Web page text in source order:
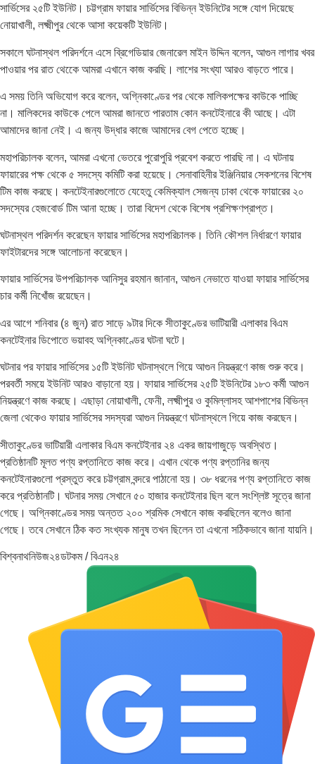
সার্ভিসের ২৫টি ইউনিট। চট্টগ্রাম ফায়ার সার্ভিসের বিভিন্ন ইউনিটের সঙ্গে যোগ দিয়েছে
নোয়াখালী, লক্ষ্মীপুর থেকে আসা কয়েকটি ইউনিট।
সকালে ঘটনাস্থল পরিদর্শনে এসে ব্রিগেডিয়ার জেনারেল মাইন উদ্দিন বলেন, আগুন লাগার খবর
পাওয়ার পর রাত থেকেে আমরা এখানে কাজ করছি। লাশের সংখ্যা আরও বাড়তে পারে।
এ সময় তিনি অভিযোগ করে বলেন, অগ্নিকাণ্ডের পর থেকে মালিকপক্ষের কাউকে পাচ্ছি
না। মালিকদের কাউকে পেলে আমরা জানতে পারতাম কোন কনটেইনারে কী আছে। এটা
আমাদের জানা নেই। এ জন্য উদ্ধার কাজে আমাদের বেগ পেতে হচ্ছে।
মহাপরিচালক বলেন, আমরা এখনো ভেতরে পুরোপুরি প্রবেশ করতে পারছি না। এ ঘটনায়
ফায়ারের পক্ষ থেকে ৫ সদস্যে কমিটি করা হয়েছে। সেনাবাহিনীর ইঞ্জিনিয়ার সেকশনের বিশেষ
টিম কাজ করছে। কনটেইনারগুলোতে যেহেতু কেমিক্যাল সেজন্য ঢাকা থেকে ফায়ারের ২০
সদস্যের হেজবোর্ড টিম আনা হচ্ছে। তারা বিদেশ থেকে বিশেষ প্রশিক্ষণপ্রাপ্ত।
ঘটনাস্থল পরিদর্শন করেছেন ফায়ার সার্ভিসের মহাপরিচালক। তিনি কৌশল নির্ধারণে ফায়ার
ফাইটারদের সঙ্গে আলোচনা করেছেন।
ফায়ার সার্ভিসের উপপরিচালক আনিসুর রহমান জানান, আগুন নেভাতে যাওয়া ফায়ার সার্ভিসের
চার কর্মী নিখোঁজ রয়েছেন।
এর আগে শনিবার (৪ জুন) রাত সাড়ে ৯টার দিকে সীতাকুণ্ডের ভাটিয়ারী এলাকার বিএম
কনটেইনার ডিপোতে ভয়াবহ অগ্নিকাণ্ডের ঘটনা ঘটে।
ঘটনার পর ফায়ার সার্ভিসের ১৫টি ইউনিট ঘটনাস্থলে গিয়ে আগুন নিয়ন্ত্রণে কাজ শুরু করে।
পরবর্তী সময়ে ইউনিট আরও বাড়ানো হয়। ফায়ার সার্ভিসের ২৫টি ইউনিটের ১৮৩ কর্মী আগুন
নিয়ন্ত্রণে কাজ করছে। এছাড়া নোয়াখালী, ফেনী, লক্ষ্মীপুর ও কুমিল্লাসহ আশপাশের বিভিন্ন
জেলা থেকেও ফায়ার সার্ভিসের সদস্যরা আগুন নিয়ন্ত্রণে ঘটনাস্থলে গিয়ে কাজ করছেন।
সীতাকুণ্ডের ভাটিয়ারী এলাকার বিএম কনটেইনার ২৪ একর জায়গাজুড়ে অবস্থিত।
প্রতিষ্ঠানটি মূলত পণ্য রপ্তানিতে কাজ করে। এখান থেকে পণ্য রপ্তানির জন্য
কনটেইনারগুলো প্রস্তুত করে চট্টগ্রাম বন্দরে পাঠানো হয়। ৩৮ ধরনের পণ্য রপ্তানিতে কাজ
করে প্রতিষ্ঠানটি। ঘটনার সময় সেখানে ৫০ হাজার কনটেইনার ছিল বলে সংশ্লিষ্ট সূত্রে জানা
গেছে। অগ্নিকাণ্ডের সময় অন্তত ২০০ শ্রমিক সেখানে কাজ করছিলেন বলেও জানা
গেছে। তবে সেখানে ঠিক কত সংখ্যক মানুষ তখন ছিলেন তা এখনো সঠিকভাবে জানা যায়নি।
বিশ্বনাথনিউজ২৪ডটকম / বিএন২৪